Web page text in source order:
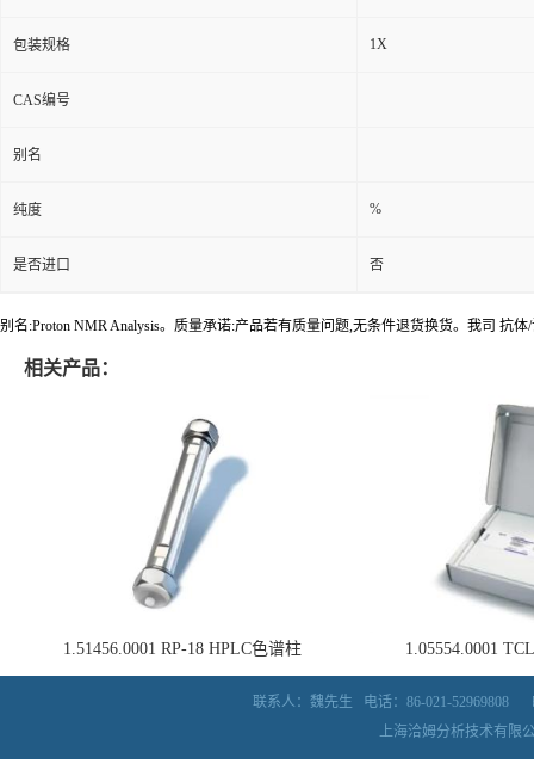
包装规格 1X
CAS编号
别名
纯度 %
是否进口 否
别名:Proton NMR Analysis。质量承诺:产品若有质量问题,无条件退货换货。我司 抗
相关产品：
1.51456.0001 RP-18 HPLC色谱柱 1.05554.0001
联系人：魏先生 电话：86-021-52969808
上海洽姆分析技术有限